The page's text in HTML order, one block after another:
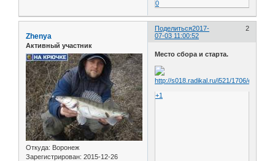
0
Поделиться 2
2017-
07-03 11:00:52
Zhenya
Активный участник
Откуда: Воронеж
Зарегистрирован: 2015-12-26
Место сбора и старта.
+1